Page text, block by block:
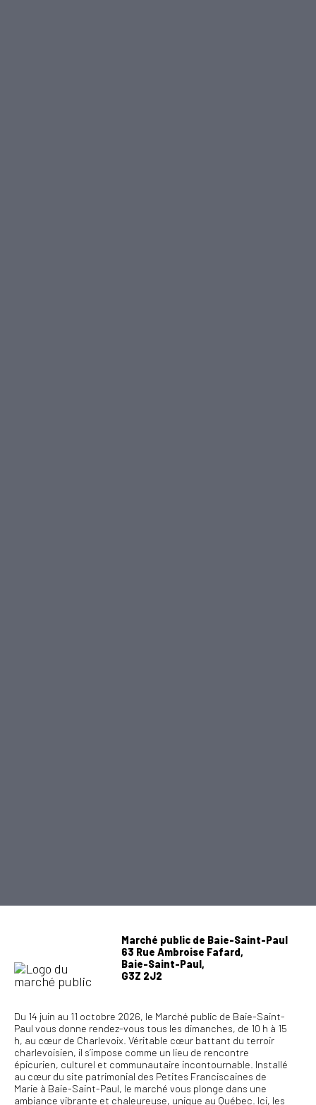
Marché public de Baie-Saint-Paul
63 Rue Ambroise Fafard,
Baie-Saint-Paul,
G3Z 2J2
Du 14 juin au 11 octobre 2026, le Marché public de Baie-Saint-
Paul vous donne rendez-vous tous les dimanches, de 10 h à 15
h, au cœur de Charlevoix. Véritable cœur battant du terroir
charlevoisien, il s’impose comme un lieu de rencontre
épicurien, culturel et communautaire incontournable. Installé
au cœur du site patrimonial des Petites Franciscaines de
Marie à Baie-Saint-Paul, le marché vous plonge dans une
ambiance vibrante et chaleureuse, unique au Québec. Ici, les
utilisant notre site Web, vous acceptez tous
les cookies conformément à notre Politique
relative aux cookies.
En savoir plus
CIBLAGE
FONCTIONNALITÉ
ACCEPTER TOUT REFUSER TOUT
AFFICHER LES DÉTAILS